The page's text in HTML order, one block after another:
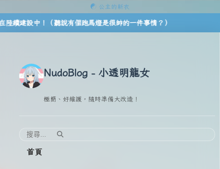
☯ 公主的新衣
設中！（聽說有個跑馬燈是很帥的一件事情？）
NudoBlog - 小透明龍女
極簡、好維護，隨時準備大改造！
首頁